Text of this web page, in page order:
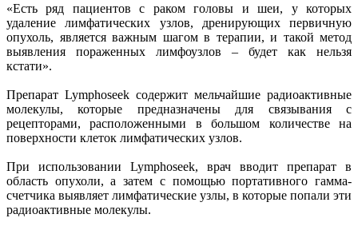
«Есть ряд пациентов с раком головы и шеи, у которых
удаление лимфатических узлов, дренирующих первичную
опухоль, является важным шагом в терапии, и такой метод
выявления пораженных лимфоузлов – будет как нельзя
кстати».
Препарат Lymphoseek содержит мельчайшие радиоактивные
молекулы, которые предназначены для связывания с
рецепторами, расположенными в большом количестве на
поверхности клеток лимфатических узлов.
При использовании Lymphoseek, врач вводит препарат в
область опухоли, а затем с помощью портативного гамма-
счетчика выявляет лимфатические узлы, в которые попали эти
радиоактивные молекулы.